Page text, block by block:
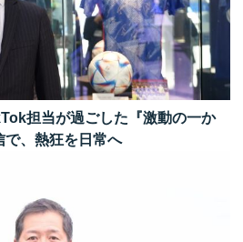
担当が過ごした『激動の一か
で、熱狂を日常へ